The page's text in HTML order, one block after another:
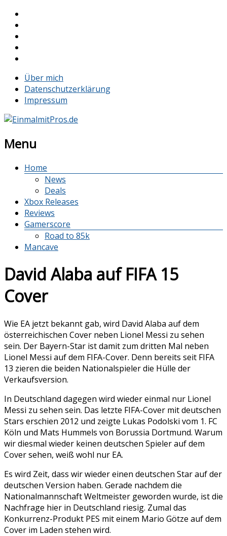
Über mich
Datenschutzerklärung
Impressum
Menu
Home
News
Deals
Xbox Releases
Reviews
Gamerscore
Road to 85k
Mancave
David Alaba auf FIFA 15
Cover
Wie EA jetzt bekannt gab, wird David Alaba auf dem
österreichischen Cover neben Lionel Messi zu sehen
sein. Der Bayern-Star ist damit zum dritten Mal neben
Lionel Messi auf dem FIFA-Cover. Denn bereits seit FIFA
13 zieren die beiden Nationalspieler die Hülle der
Verkaufsversion.
In Deutschland dagegen wird wieder einmal nur Lionel
Messi zu sehen sein. Das letzte FIFA-Cover mit deutschen
Stars erschien 2012 und zeigte Lukas Podolski vom 1. FC
Köln und Mats Hummels von Borussia Dortmund. Warum
wir diesmal wieder keinen deutschen Spieler auf dem
Cover sehen, weiß wohl nur EA.
Es wird Zeit, dass wir wieder einen deutschen Star auf der
deutschen Version haben. Gerade nachdem die
Nationalmannschaft Weltmeister geworden wurde, ist die
Nachfrage hier in Deutschland riesig. Zumal das
Konkurrenz-Produkt PES mit einem Mario Götze auf dem
Cover im Laden stehen wird.